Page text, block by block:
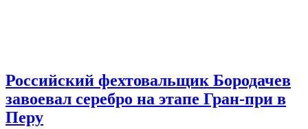
Российский фехтовальщик Бородачев
завоевал серебро на этапе Гран‑при в
Перу